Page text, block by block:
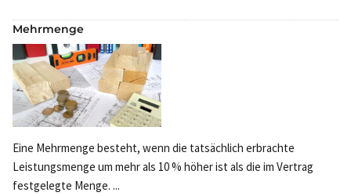
Mehrmenge
Eine Mehrmenge besteht, wenn die tatsächlich erbrachte
Leistungsmenge um mehr als 10 % höher ist als die im Vertrag
festgelegte Menge. ...